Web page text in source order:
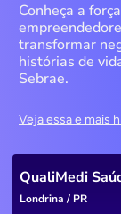
Conheça a
transformar
histórias de
Sebrae.
Veja essa e mais
QualiMedi
Londrina / PR